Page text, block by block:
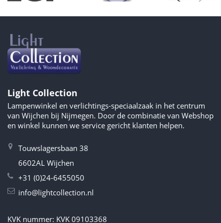
Light Collection
Lampenwinkel en verlichtings-speciaalzaak in het centrum
van Wijchen bij Nijmegen. Door de combinatie van Webshop
en winkel kunnen we service gericht klanten helpen.
Touwslagersbaan 38
6602AL Wijchen
+31 (0)24-6455050
info@lightcollection.nl
KVK nummer: KVK 09103368